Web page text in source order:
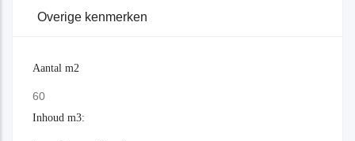
Overige kenmerken
Aantal m2
60
Inhoud m3: